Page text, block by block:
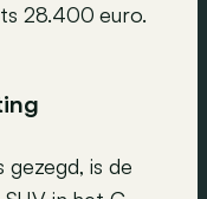
28.400 euro.
gezegd, is de